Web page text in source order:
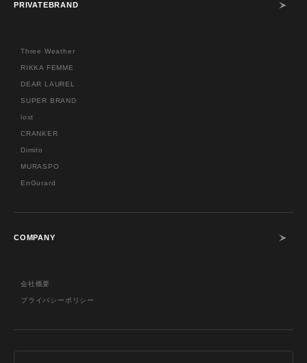
PRIVATEBRAND
Three Weather
RIKKA FEMME
DEAR LAUREL
SUPER BRAND
lost
CRANKER
Dimito
MURASPO
EnGurard
COMPANY
会社概要
プライバシーポリシー